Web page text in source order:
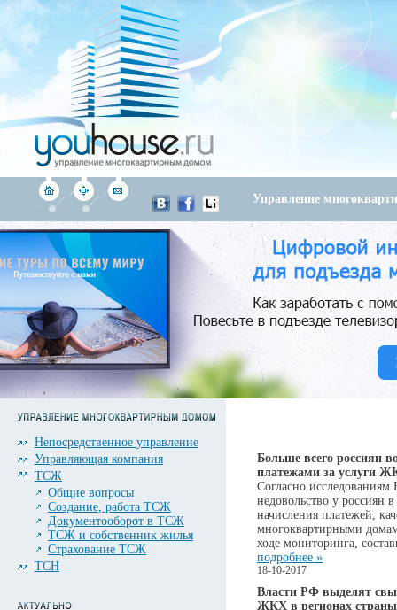
Управление
Непосредственное управление
Управляющая компания
ТСЖ
Общие вопросы
Создание, работа ТСЖ
Документооборот в ТСЖ
ТСЖ и собственник жилья
Страхование ТСЖ
ТСН
Больше всего россиян
платежами за услуги
Согласно
недовольство у
начисления платежей,
многоквартирными
ходе мониторинга,
подробнее »
18-10-2017
Власти РФ выделят
ЖКХ в регионах страны